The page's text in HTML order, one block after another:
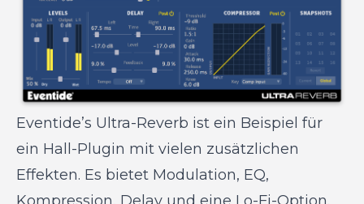
Eventide’s Ultra-Reverb ist ein Beispiel für
ein Hall-Plugin mit vielen zusätzlichen
Effekten. Es bietet Modulation, EQ,